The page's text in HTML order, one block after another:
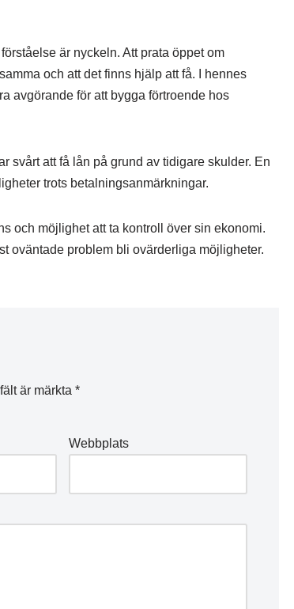
är nyckeln. Att prata öppet om
och att det finns hjälp att få. I hennes
avgörande för att bygga förtroende hos
svårt att få lån på grund av tidigare skulder. En
trots betalningsanmärkningar.
och möjlighet att ta kontroll över sin ekonomi.
oväntade problem bli ovärderliga möjligheter.
är märkta *
Webbplats